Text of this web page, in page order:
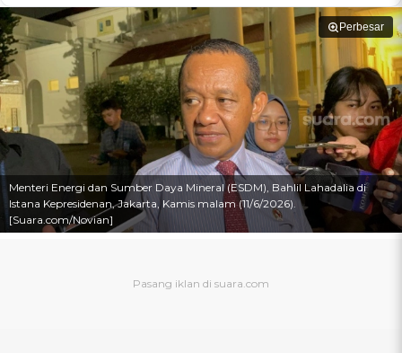
Perbesar
Menteri Energi dan Sumber Daya Mineral (ESDM), Bahlil Lahadalia di
Istana Kepresidenan, Jakarta, Kamis malam (11/6/2026).
[Suara.com/Novian]